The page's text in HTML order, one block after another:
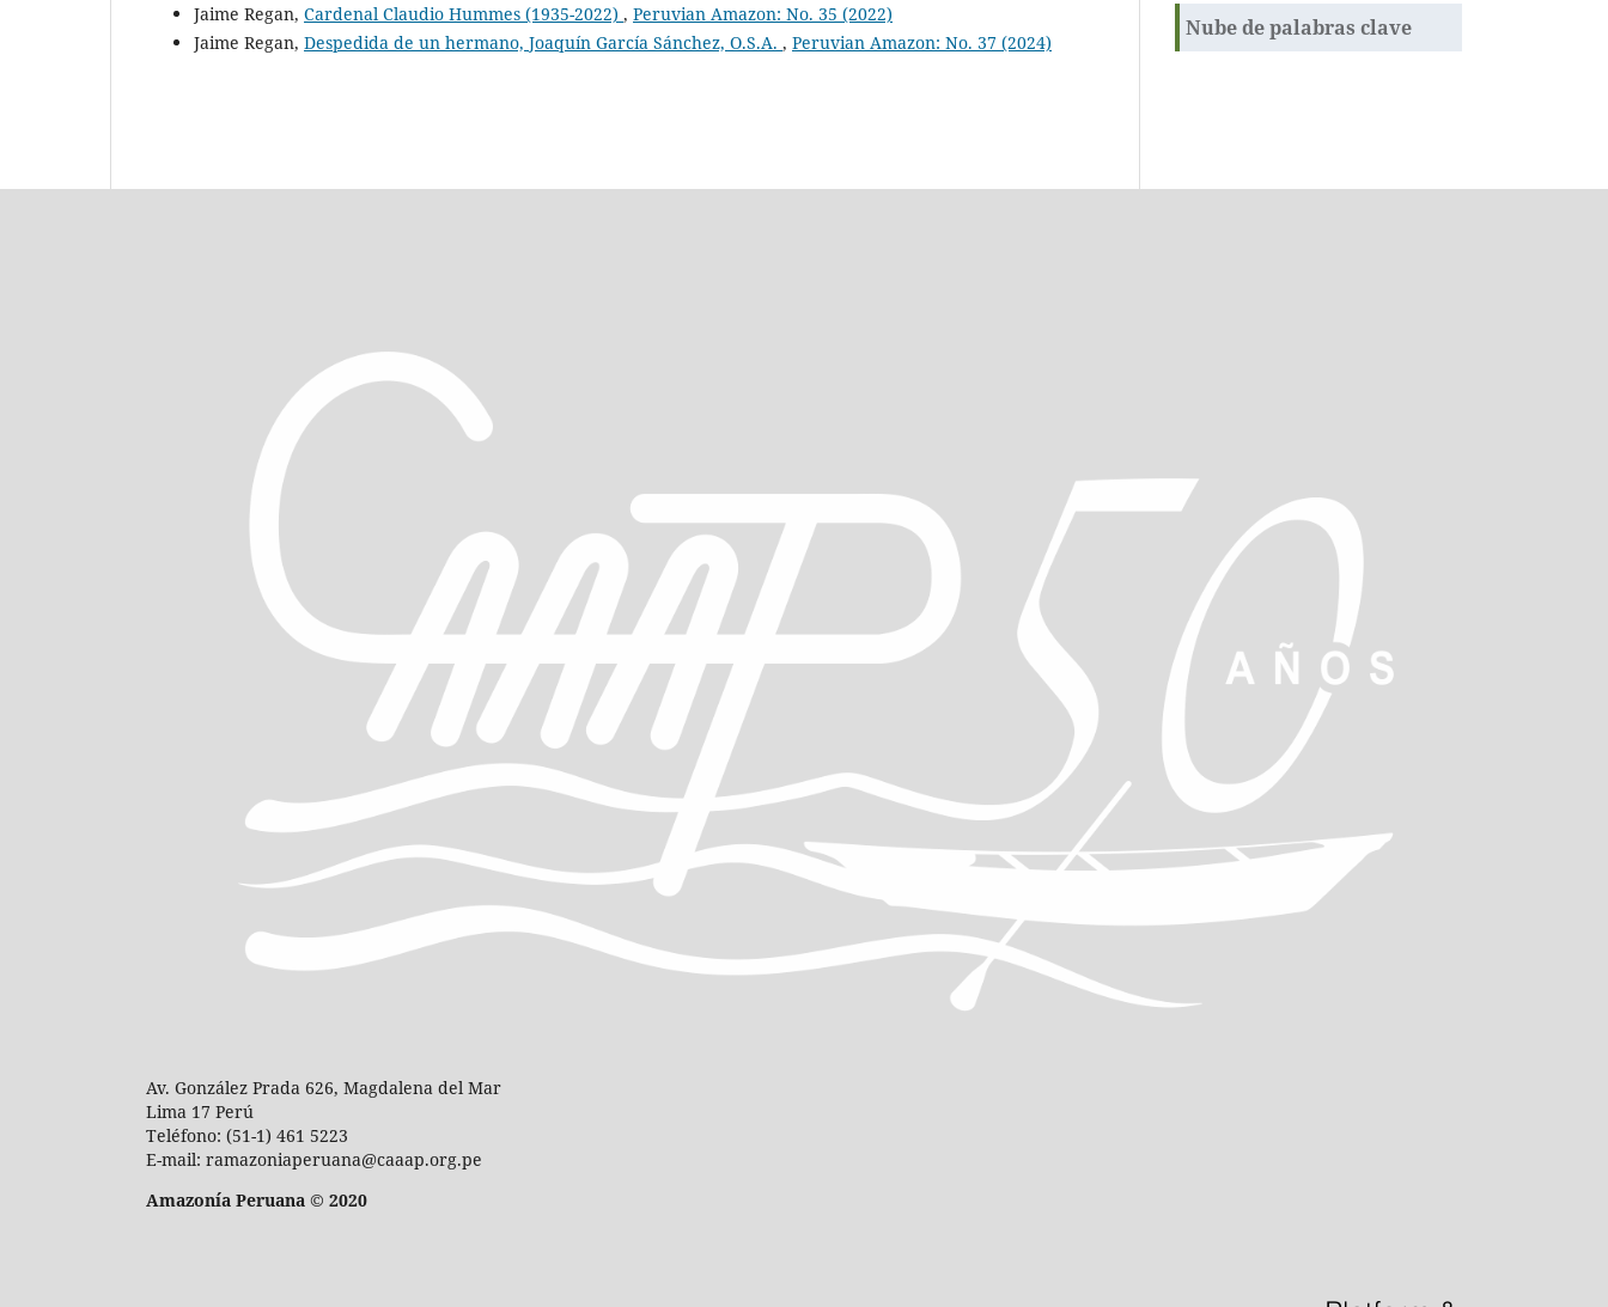
Jaime Regan, Cardenal Claudio Hummes (1935-2022) , Peruvian Amazon: No. 35 (2022)
Jaime Regan, Despedida de un hermano, Joaquín García Sánchez, O.S.A. , Peruvian Amazon: No. 37 (2024)
Nube de palabras clave
Av. González Prada 626, Magdalena del Mar
Lima 17 Perú
Teléfono: (51-1) 461 5223
E-mail: ramazoniaperuana@caaap.org.pe
Amazonía Peruana © 2020